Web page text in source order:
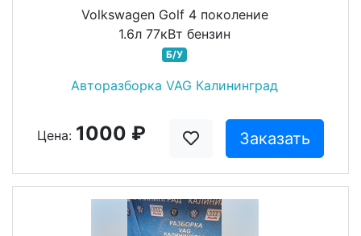
Volkswagen Golf 4 поколение
1.6л 77кВт бензин
Б/У
Авторазборка VAG Калининград
Цена: 1000 ₽ Заказать